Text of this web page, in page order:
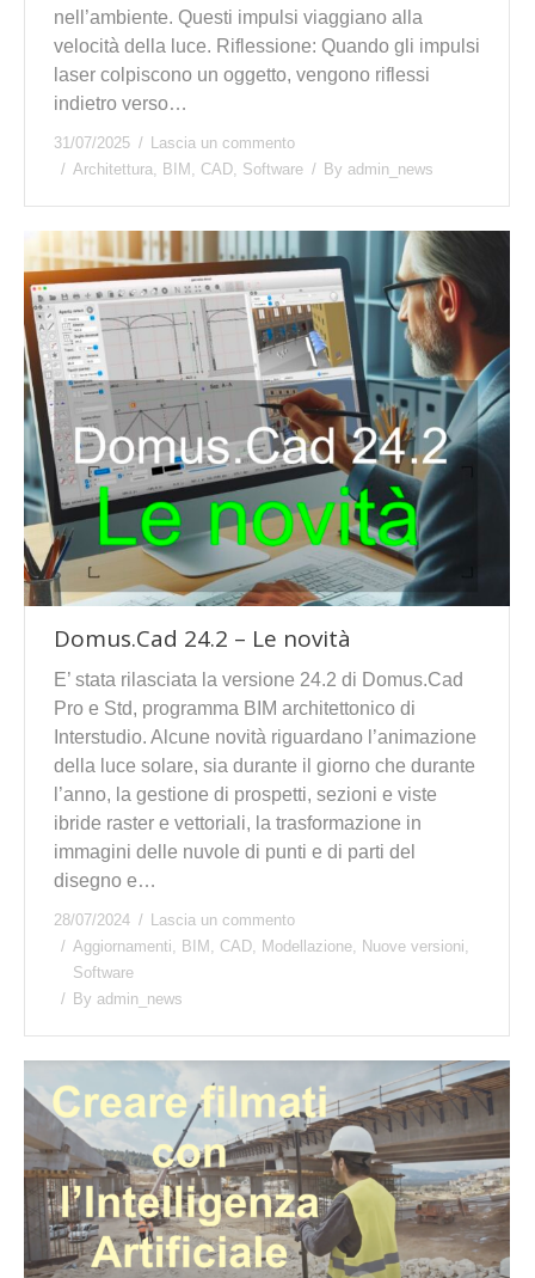
nell’ambiente. Questi impulsi viaggiano alla
velocità della luce. Riflessione: Quando gli impulsi
laser colpiscono un oggetto, vengono riflessi
indietro verso…
31/07/2025
Lascia un commento
Architettura
BIM CAD Software By admin_news
Domus.Cad 24.2 – Le novità
E’ stata rilasciata la versione 24.2 di Domus.Cad
Pro e Std, programma BIM architettonico di
Interstudio. Alcune novità riguardano l’animazione
della luce solare, sia durante il giorno che durante
l’anno, la gestione di prospetti, sezioni e viste
ibride raster e vettoriali, la trasformazione in
immagini delle nuvole di punti e di parti del
disegno e…
28/07/2024
Lascia un commento
Aggiornamenti, BIM , CAD, Modellazione, Nuove versioni,
Software
By admin_news